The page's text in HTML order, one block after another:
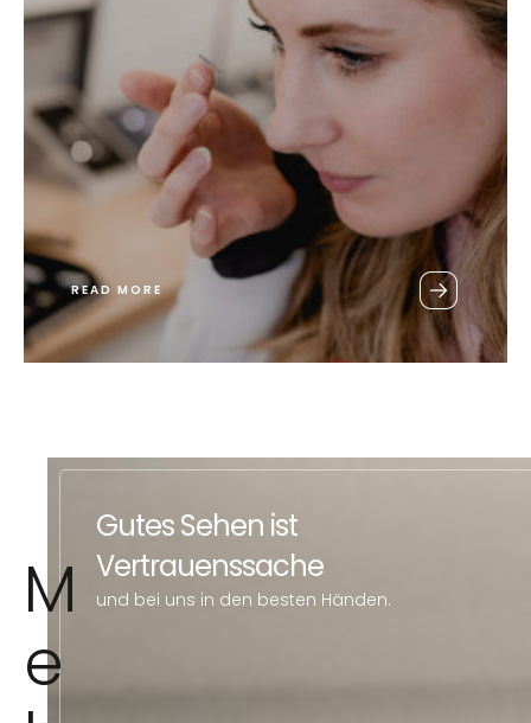
READ MORE
Gutes Sehen ist
Vertrauenssache
und bei uns in den besten Händen.
M
e